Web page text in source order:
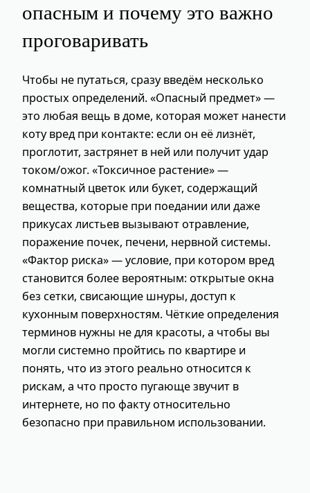
опасным и почему это важно
проговаривать
Чтобы не путаться, сразу введём несколько
простых определений. «Опасный предмет» —
это любая вещь в доме, которая может нанести
коту вред при контакте: если он её лизнёт,
проглотит, застрянет в ней или получит удар
током/ожог. «Токсичное растение» —
комнатный цветок или букет, содержащий
вещества, которые при поедании или даже
прикусах листьев вызывают отравление,
поражение почек, печени, нервной системы.
«Фактор риска» — условие, при котором вред
становится более вероятным: открытые окна
без сетки, свисающие шнуры, доступ к
кухонным поверхностям. Чёткие определения
терминов нужны не для красоты, а чтобы вы
могли системно пройтись по квартире и
понять, что из этого реально относится к
рискам, а что просто пугающе звучит в
интернете, но по факту относительно
безопасно при правильном использовании.